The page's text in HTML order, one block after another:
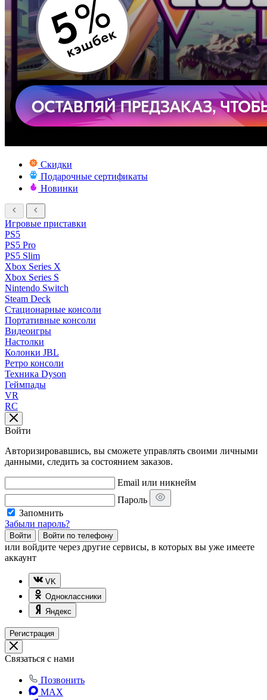
Скидки
Подарочные сертификаты
Новинки
Игровые приставки
PS5
PS5 Pro
PS5 Slim
Xbox Series X
Xbox Series S
Nintendo Switch
Steam Deck
Стационарные консоли
Портативные консоли
Видеоигры
Настолки
Колонки JBL
Ретро консоли
Техника Dyson
Геймпады
VR
RC
Войти
Авторизировавшись, вы сможете управлять своими личными
данными, следить за состоянием заказов.
Email или никнейм
Пароль
Запомнить
Забыли пароль?
Войти Войти по телефону
или войдите через другие сервисы, в которых вы уже имеете
аккаунт
VK
Одноклассники
Яндекс
Регистрация
Связаться с нами
Позвонить
MAX